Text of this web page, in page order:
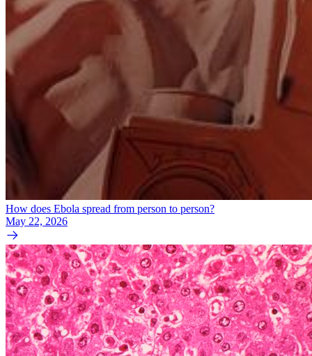
How does Ebola spread from person to person?
May 22, 2026